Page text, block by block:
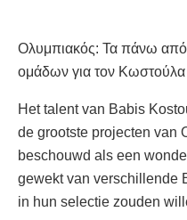
Ολυμπιακός: Τα πάνω
ομάδων για τον
Het talent van Babis
de grootste projecten van
beschouwd als een
gewekt van verschillende
in hun selectie zouden